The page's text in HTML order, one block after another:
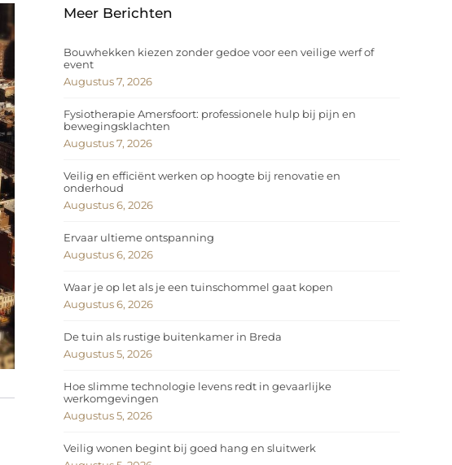
Meer Berichten
Bouwhekken kiezen zonder gedoe voor een veilige werf of
event
Augustus 7, 2026
Fysiotherapie Amersfoort: professionele hulp bij pijn en
bewegingsklachten
Augustus 7, 2026
Veilig en efficiënt werken op hoogte bij renovatie en
onderhoud
Augustus 6, 2026
Ervaar ultieme ontspanning
Augustus 6, 2026
Waar je op let als je een tuinschommel gaat kopen
Augustus 6, 2026
De tuin als rustige buitenkamer in Breda
Augustus 5, 2026
Hoe slimme technologie levens redt in gevaarlijke
werkomgevingen
Augustus 5, 2026
Veilig wonen begint bij goed hang en sluitwerk